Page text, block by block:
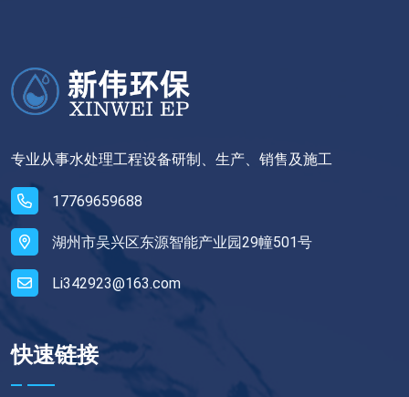
专业从事水处理工程设备研制、生产、销售及施工
17769659688
湖州市吴兴区东源智能产业园29幢501号
Li342923@163.com
快速链接